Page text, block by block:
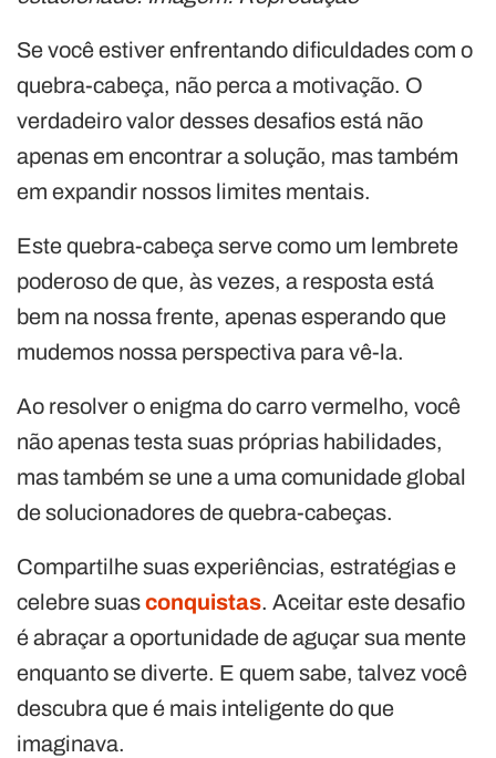
Se você estiver enfrentando dificuldades com o
quebra-cabeça, não perca a motivação. O
verdadeiro valor desses desafios está não
apenas em encontrar a solução, mas também
em expandir nossos limites mentais.
Este quebra-cabeça serve como um lembrete
poderoso de que, às vezes, a resposta está
bem na nossa frente, apenas esperando que
mudemos nossa perspectiva para vê-la.
Ao resolver o enigma do carro vermelho, você
não apenas testa suas próprias habilidades,
mas também se une a uma comunidade global
de solucionadores de quebra-cabeças.
Compartilhe suas experiências, estratégias e
celebre suasconquistas. Aceitar este desafio
é abraçar a oportunidade de aguçar sua mente
enquanto se diverte. E quem sabe, talvez você
descubra que é mais inteligente do que
imaginava.